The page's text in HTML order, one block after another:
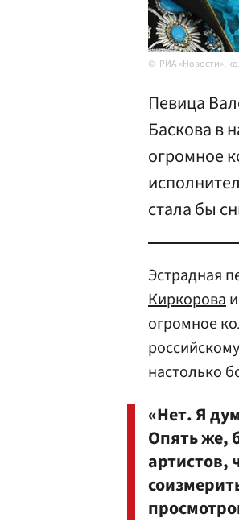
РИА «Новости»,
Певица
Баскова в
огромное
стала бы
Эстрадная
Киркорова
огромное
настолько
«Нет. Я
Опять же,
артистов,